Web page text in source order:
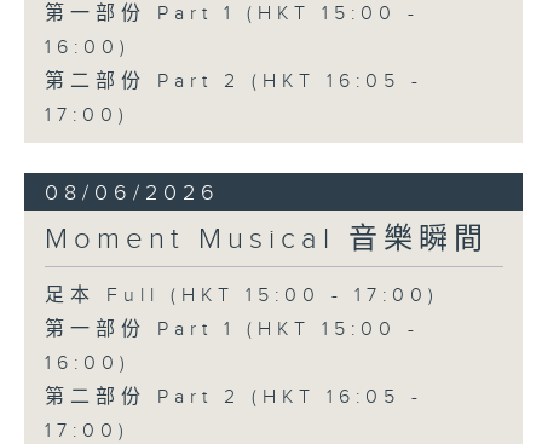
第一部份 Part 1 (HKT 15:00 -
16:00)
第二部份 Part 2 (HKT 16:05 -
17:00)
08/06/2026
Moment Musical 音樂瞬間
足本 Full (HKT 15:00 - 17:00)
第一部份 Part 1 (HKT 15:00 -
16:00)
第二部份 Part 2 (HKT 16:05 -
17:00)